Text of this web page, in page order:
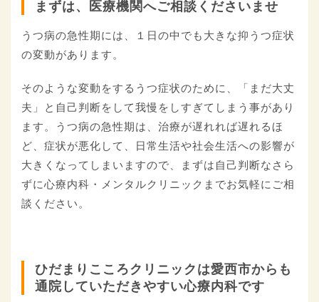
まずは、医療機関へご相談くださいませ
うつ病の急性期には、１日の中でも大きな抑うつ症状
の変動があります。
そのような変動をするうつ症状のために、「まだ大丈
夫」と自己判断をして我慢をしすぎてしまう事があり
ます。うつ病の急性期は、治療が遅れれば遅れるほ
ど、症状が悪化して、日常生活や社会生活への影響が
大きくなってしまいますので、まずは自己判断なさら
ずに心療内科・メンタルクリニックまでお気軽にご相
談ください。
ひだまりこころクリニックは愛西市からも
通院していただきやすい心療内科です